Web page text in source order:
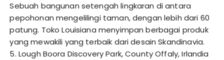
Sebuah bangunan setengah lingkaran di antara
pepohonan mengelilingi taman, dengan lebih dari 60
patung. Toko Louisiana menyimpan berbagai produk
yang mewakili yang terbaik dari desain Skandinavia.
5. Lough Boora Discovery Park, County Offaly, Irlandia